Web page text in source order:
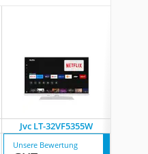
Jvc LT-32VF5355W
Unsere Bewertung